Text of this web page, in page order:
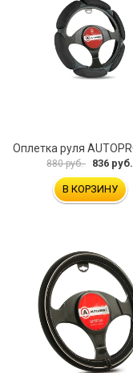
880 руб. 836 руб.
В КОРЗИНУ